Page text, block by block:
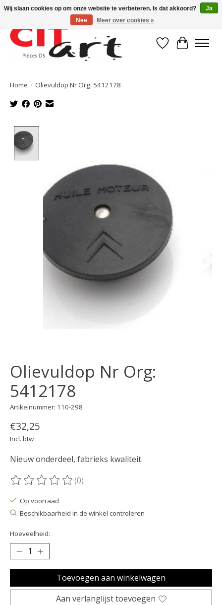
Verlanglijst
Home / Olievuldop Nr Org: 5412178
Olievuldop Nr Org:
5412178
Artikelnummer: 110-298
€32,25
Incl. btw
Nieuw onderdeel, fabrieks kwaliteit.
De beoordeling van dit product is
(0)
Op voorraad
Beschikbaarheid in de winkel controleren
Hoeveelheid:
Toevoegen aan winkelwagen
Aan verlanglijst toevoegen
Wij slaan cookies op om onze website te verbeteren. Is dat akkoord?
Ja
Nee
Meer over cookies »